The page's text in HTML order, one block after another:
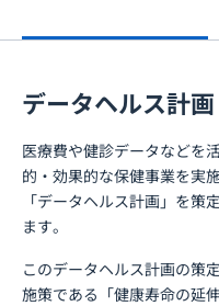
データヘルス計画
医療費や健診データなどを
的・効果的な保健事業を実
「データヘルス計画」を策
ます。
このデータヘルス計画の策
施策である「健康寿命の延